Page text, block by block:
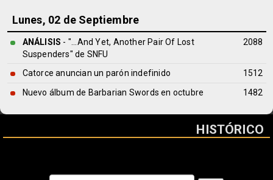
Lunes, 02 de Septiembre
ANÁLISIS - "...And Yet, Another Pair Of Lost
Suspenders" de SNFU
2088
Catorce anuncian un parón indefinido
1512
Nuevo álbum de Barbarian Swords en octubre
1482
HISTÓRICO